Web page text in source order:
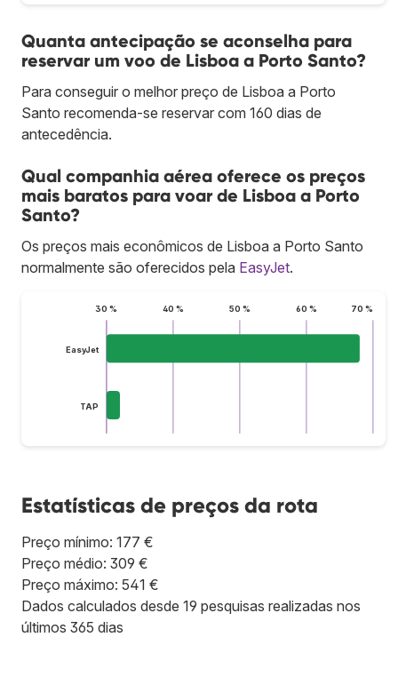
Quanta antecipação se aconselha para
reservar um voo de Lisboa a Porto Santo?
Para conseguir o melhor preço de Lisboa a Porto
Santo recomenda-se reservar com 160 dias de
antecedência.
Qual companhia aérea oferece os preços
mais baratos para voar de Lisboa a Porto
Santo?
Os preços mais econômicos de Lisboa a Porto Santo
normalmente são oferecidos pela EasyJet.
30 % 40 % 50 % 60 % 70 %
EasyJet
TAP
Estatísticas de preços da rota
Preço mínimo: 177 €
Preço médio: 309 €
Preço máximo: 541 €
Dados calculados desde 19 pesquisas realizadas nos
últimos 365 dias